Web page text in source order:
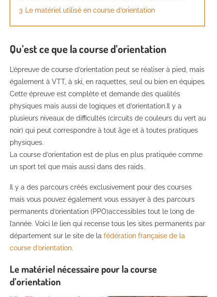
3 Le matériel utilisé en course d’orientation
Qu’est ce que la course d’orientation
L’épreuve de course d’orientation peut se réaliser à pied, mais
également à VTT, à ski, en raquettes, seul ou bien en équipes.
Cette épreuve est complète et demande des qualités
physiques mais aussi de logiques et d’orientation.Il y a
plusieurs niveaux de difficultés (circuits de couleurs du vert au
noir) qui peut correspondre à tout âge et à toutes pratiques
physiques.
La course d’orientation est de plus en plus pratiquée comme
un sport tel que mais aussi dans des raids.
Il y a des parcours créés exclusivement pour des courses
mais vous pouvez également vous essayer à des parcours
permanents d’orientation (PPO)accessibles tout le long de
l’année. Voici le lien qui recense tous les sites permanents par
département sur le site de la fédération française de la
course d’orientation.
Le matériel nécessaire pour la course
d’orientation